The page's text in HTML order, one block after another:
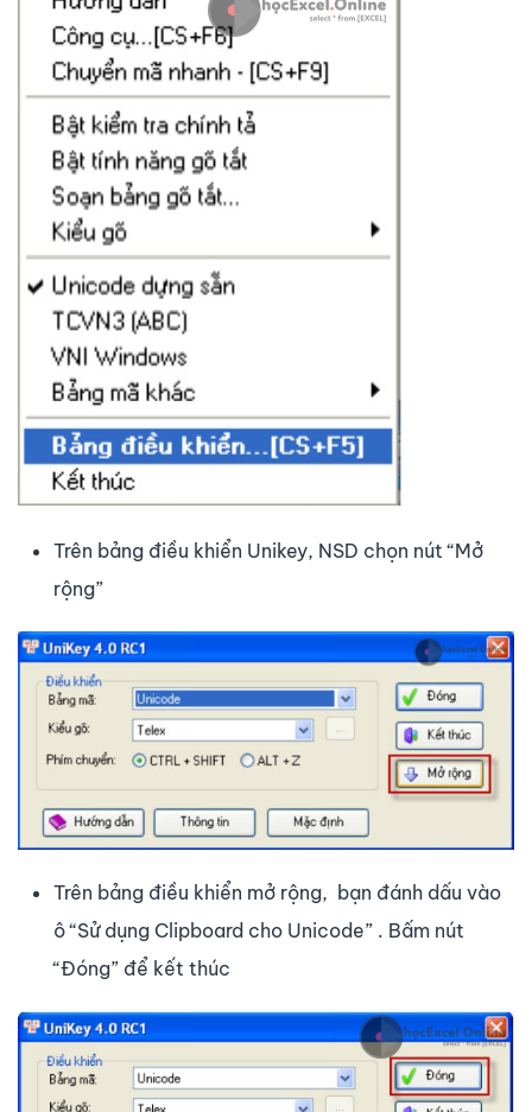
Trên bảng điều khiển Unikey, NSD chọn nút “Mở
rộng”
Trên bảng điều khiển mở rộng, bạn đánh dấu vào
ô “Sử dụng Clipboard cho Unicode” . Bấm nút
“Đóng” để kết thúc